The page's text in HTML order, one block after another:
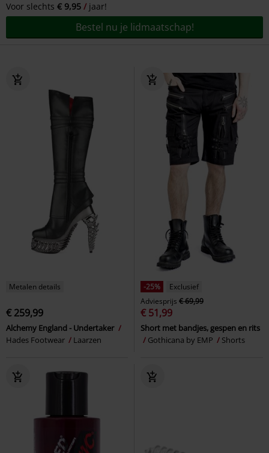
Voor slechts € 9,95 jaar!
Bestel nu je lidmaatschap!
Metalen details
€ 259,99
Alchemy England - Undertaker
Hades Footwear
Laarzen
-25%
Exclusief
Adviesprijs € 69,99
€ 51,99
Short met bandjes, gespen en rits
Gothicana by EMP
Shorts